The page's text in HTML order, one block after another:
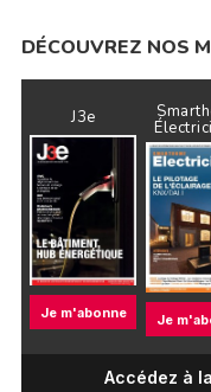
DÉCOUVREZ NOS
J3e
Je m'abonne Je
Accédez à